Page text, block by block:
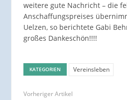
weitere gute Nachricht – die
Anschaffungspreises
Uelzen, so berichtete Gabi
großes Dankeschön!!!!
KATEGORIEN Vereinsleben
Vorheriger Artikel